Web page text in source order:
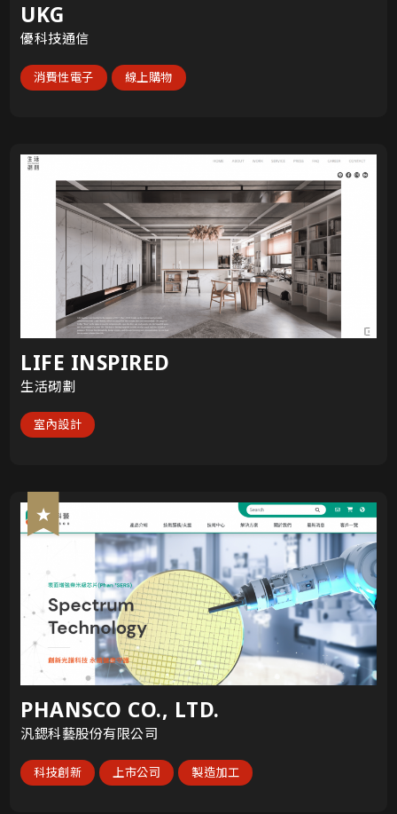
UKG
優科技通信
消費性電子 線上購物
LIFE INSPIRED
生活砌劃
室內設計
PHANSCO CO., LTD.
汎鍶科藝股份有限公司
科技創新 上市公司 製造加工